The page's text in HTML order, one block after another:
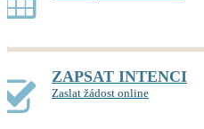
ZAPSAT INTENCI
Zaslat žádost online